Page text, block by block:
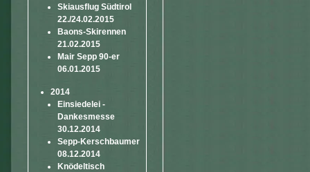
Skiausflug Südtirol
22./24.02.2015
Baons-Skirennen
21.02.2015
Mair Sepp 90-er
06.01.2015
2014
Einsiedelei -
Dankesmesse
30.12.2014
Sepp-Kerschbaumer
08.12.2014
Knödeltisch